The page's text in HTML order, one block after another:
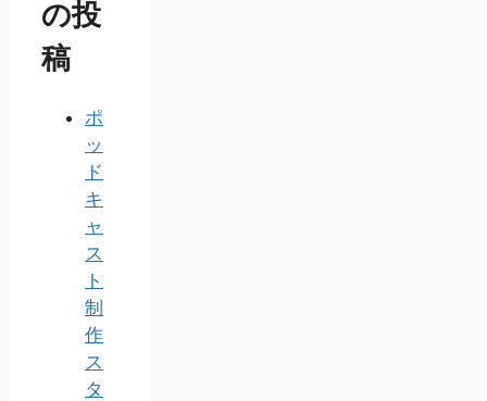
の投
稿
ポ
ッ
ド
キ
ャ
ス
ト
制
作
ス
タ